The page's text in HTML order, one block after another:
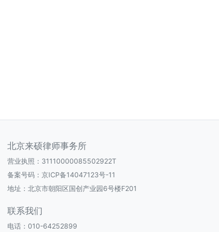
北京来硕律师事务所
营业执照：31110000085502922T
备案号码： 京ICP备14047123号-11
地址：北京市朝阳区国创产业园6号楼F201
联系我们
电话：010-64252899